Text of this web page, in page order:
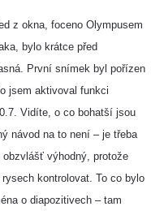
z okna, foceno Olympusem
bylo krátce před
První snímek byl pořízen
jsem aktivoval funkci
Vidíte, o co bohatší jsou
návod na to není – je třeba
výhodný, protože
kontrolovat. To co bylo
o diapozitivech – tam